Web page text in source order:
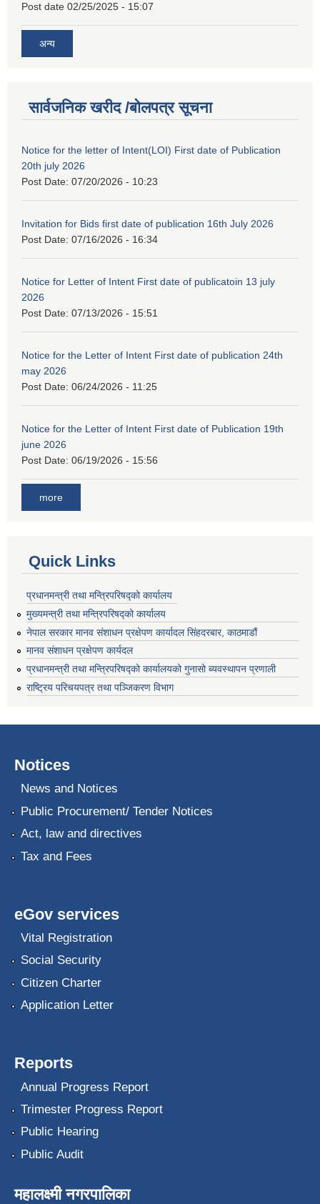
Post date 02/25/2025 - 15:07
अन्य
सार्वजनिक खरीद /बोलपत्र सूचना
Notice for the letter of Intent(LOI) First date of Publication
20th july 2026
Post Date: 07/20/2026 - 10:23
Invitation for Bids first date of publication 16th July 2026
Post Date: 07/16/2026 - 16:34
Notice for Letter of Intent First date of publicatoin 13 july
2026
Post Date: 07/13/2026 - 15:51
Notice for the Letter of Intent First date of publication 24th
may 2026
Post Date: 06/24/2026 - 11:25
Notice for the Letter of Intent First date of Publication 19th
june 2026
Post Date: 06/19/2026 - 15:56
more
Quick Links
प्रधानमन्त्री तथा मन्त्रिपरिषद्को कार्यालय
मुख्यमन्त्री तथा मन्त्रिपरिषद्को कार्यालय
नेपाल सरकार मानव संशाधन प्रक्षेपण कार्यादल सिंहदरबार, काठमाडौं
मानव संशाधन प्रक्षेपण कार्यदल
प्रधानमन्त्री तथा मन्त्रिपरिषद्को कार्यालयको गुनासो ब्यवस्थापन प्रणाली
राष्ट्रिय परिचयपत्र तथा पञ्जिकरण विभाग
Notices
News and Notices
Public Procurement/ Tender Notices
Act, law and directives
Tax and Fees
eGov services
Vital Registration
Social Security
Citizen Charter
Application Letter
Reports
Annual Progress Report
Trimester Progress Report
Public Hearing
Public Audit
महालक्ष्मी नगरपालिका